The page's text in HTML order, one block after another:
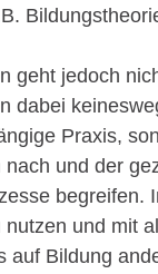
geht jedoch
dabei
Praxis,
nach und der
begreifen.
nutzen und mit
auf Bildung